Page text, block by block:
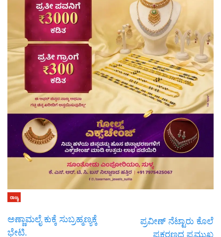
ರಾಜ್ಯ
ಅಣ್ಣಾಮಲೈ ಕುಕ್ಕೆ ಸುಬ್ರಹ್ಮಣ್ಯಕ್ಕೆ
ಭೇಟಿ.
ಪ್ರವೀಣ್ ನೆಟ್ಟಾರು ಕೊಲೆ
ಪ್ರಕರಣದ ಪ್ರಮುಖ